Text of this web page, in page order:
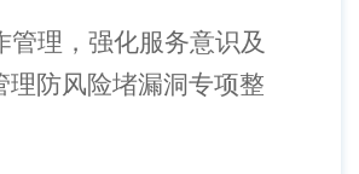
理，强化服务意识及
防风险堵漏洞专项整